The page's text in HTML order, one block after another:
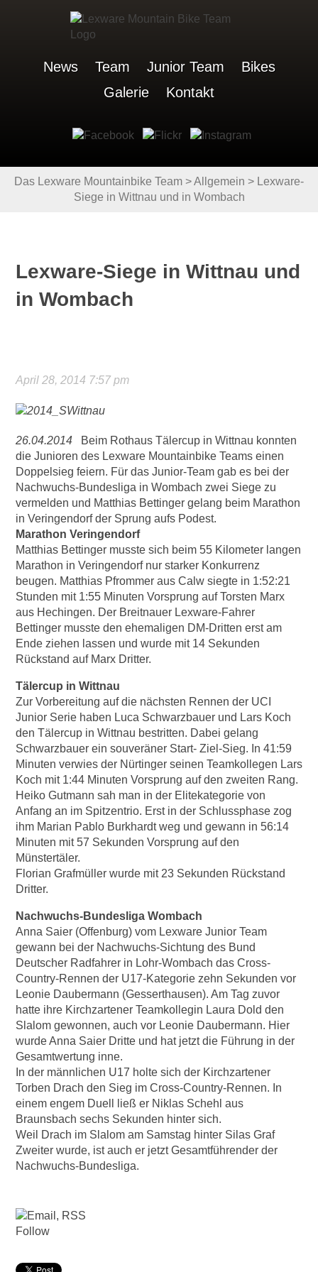
News Team Junior Team
Bikes
Galerie
Kontakt
Das Lexware Mountainbike Team >Allgemein > Lexware-
Siege in Wittnau und in Wombach
Lexware-Siege in Wittnau und
in Wombach
April 28, 2014 7:57 pm
26.04.2014Beim Rothaus Tälercup in Wittnau konnten
die Junioren des Lexware Mountainbike Teams einen
Doppelsieg feiern. Für das Junior-Team gab es bei der
Nachwuchs-Bundesliga in Wombach zwei Siege zu
vermelden und Matthias Bettinger gelang beim Marathon
in Veringendorf der Sprung aufs Podest.
Marathon Veringendorf
Matthias Bettinger musste sich beim 55 Kilometer langen
Marathon in Veringendorf nur starker Konkurrenz
beugen. Matthias Pfrommer aus Calw siegte in 1:52:21
Stunden mit 1:55 Minuten Vorsprung auf Torsten Marx
aus Hechingen. Der Breitnauer Lexware-Fahrer
Bettinger musste den ehemaligen DM-Dritten erst am
Ende ziehen lassen und wurde mit 14 Sekunden
Rückstand auf Marx Dritter.
Tälercup in Wittnau
Zur Vorbereitung auf die nächsten Rennen der UCI
Junior Serie haben Luca Schwarzbauer und Lars Koch
den Tälercup in Wittnau bestritten. Dabei gelang
Schwarzbauer ein souveräner Start- Ziel-Sieg. In 41:59
Minuten verwies der Nürtinger seinen Teamkollegen Lars
Koch mit 1:44 Minuten Vorsprung auf den zweiten Rang.
Heiko Gutmann sah man in der Elitekategorie von
Anfang an im Spitzentrio. Erst in der Schlussphase zog
ihm Marian Pablo Burkhardt weg und gewann in 56:14
Minuten mit 57 Sekunden Vorsprung auf den
Münstertäler.
Florian Grafmüller wurde mit 23 Sekunden Rückstand
Dritter.
Nachwuchs-Bundesliga Wombach
Anna Saier (Offenburg) vom Lexware Junior Team
gewann bei der Nachwuchs-Sichtung des Bund
Deutscher Radfahrer in Lohr-Wombach das Cross-
Country-Rennen der U17-Kategorie zehn Sekunden vor
Leonie Daubermann (Gesserthausen). Am Tag zuvor
hatte ihre Kirchzartener Teamkollegin Laura Dold den
Slalom gewonnen, auch vor Leonie Daubermann. Hier
wurde Anna Saier Dritte und hat jetzt die Führung in der
Gesamtwertung inne.
In der männlichen U17 holte sich der Kirchzartener
Torben Drach den Sieg im Cross-Country-Rennen. In
einem engem Duell ließ er Niklas Schehl aus
Braunsbach sechs Sekunden hinter sich.
Weil Drach im Slalom am Samstag hinter Silas Graf
Zweiter wurde, ist auch er jetzt Gesamtführender der
Nachwuchs-Bundesliga.
Follow